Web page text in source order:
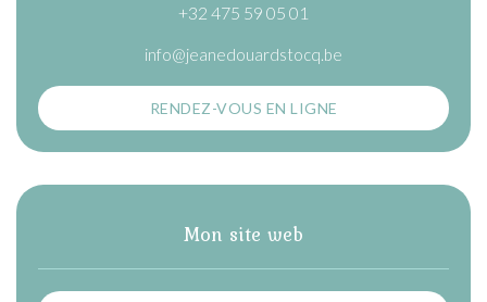
+32 475 59 05 01
info@jeanedouardstocq.be
RENDEZ-VOUS EN LIGNE
Mon site web